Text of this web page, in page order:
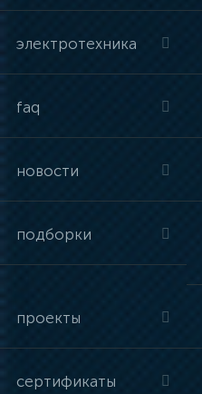
электротехника
faq
новости
подборки
проекты
сертификаты